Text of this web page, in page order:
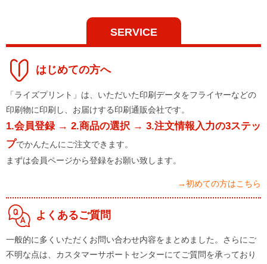
SERVICE
はじめての方へ
「ライズプリント」は、いただいた印刷データをフライヤーなどの
印刷物に印刷し、お届けする印刷通販会社です。
1.会員登録 → 2.商品の選択 → 3.注文情報入力の3ステッ
プでかんたんにご注文できます。
まずは会員ページから登録をお願い致します。
→初めての方はこちら
よくあるご質問
一般的に多くいただくお問い合わせ内容をまとめました。さらにご
不明な点は、カスタマーサポートセンターにてご質問を承っており